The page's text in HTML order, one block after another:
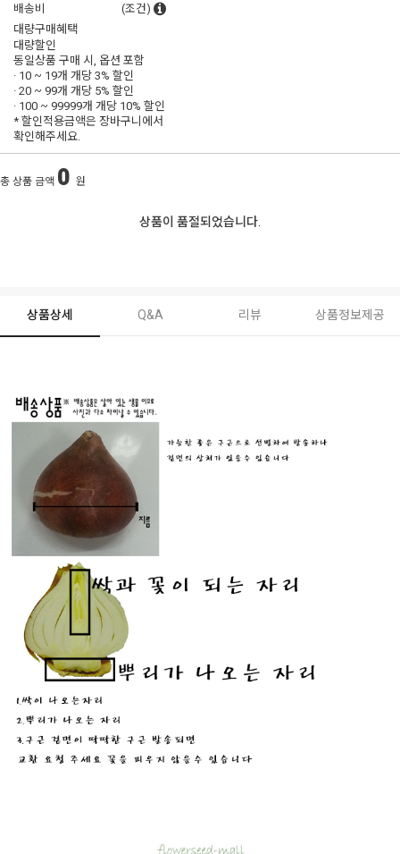
배송비
(조건)
대량구매혜택
대량할인
동일상품 구매 시, 옵션 포함
· 10 ~ 19개 개당3% 할인
· 20 ~ 99개 개당 5% 할인
· 100 ~ 99999개 개당 10% 할인
* 할인적용금액은 장바구니에서
확인해주세요.
총 상품 금액 0 원
상품이 품절되었습니다.
상품상세 Q&A 리뷰 상품정보제공